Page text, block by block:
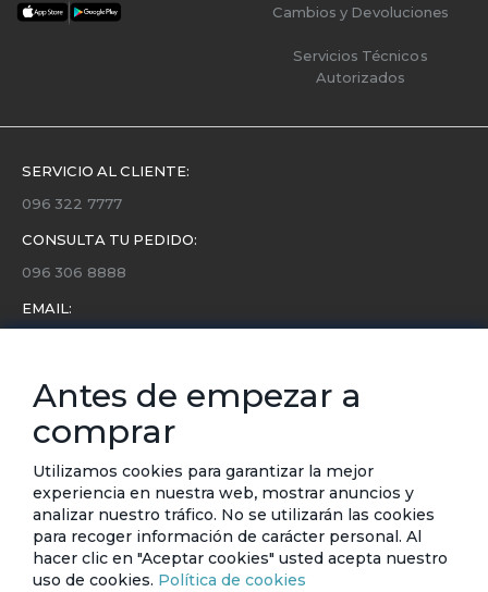
Cambios y Devoluciones
Servicios Técnicos
Autorizados
SERVICIO AL CLIENTE:
096 322 7777
CONSULTA TU PEDIDO:
096 306 8888
EMAIL:
Conoce toda la información sobre últimas colecciones,
eventos y ofertas.
Subscríbete a nuestro newsletter
SUSCRIBIRSE
Antes de empezar a
comprar
Utilizamos cookies para garantizar la mejor
experiencia en nuestra web, mostrar anuncios y
analizar nuestro tráfico. No se utilizarán las cookies
para recoger información de carácter personal. Al
hacer clic en "Aceptar cookies" usted acepta nuestro
uso de cookies. Política de cookies